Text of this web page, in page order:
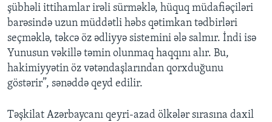
şübhəli ittihamlar irəli sürməklə, hüquq müdafiəçiləri
barəsində uzun müddətli həbs qətimkan tədbirləri
seçməklə, təkcə öz ədliyyə sistemini ələ salmır. İndi isə
Yunusun vəkillə təmin olunmaq haqqını alır. Bu,
hakimiyyətin öz vətəndaşlarından qorxduğunu
göstərir”, sənəddə qeyd edilir.
Təşkilat Azərbaycanı qeyri-azad ölkələr sırasına daxil